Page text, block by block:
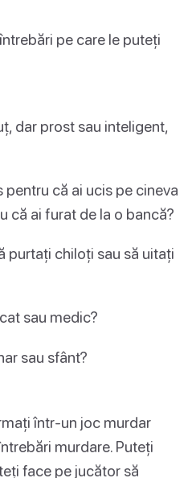
pe care le puteți
dar prost sau inteligent,
că ai ucis pe cineva
că ai furat de la o bancă?
purtați chiloți sau să uitați
sau medic?
sau sfânt?
într-un joc murdar
murdare. Puteți
face pe jucător să